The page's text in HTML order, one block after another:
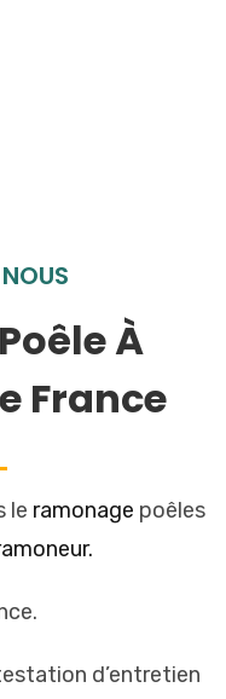
À
France
le ramonage poêles
d’entretien